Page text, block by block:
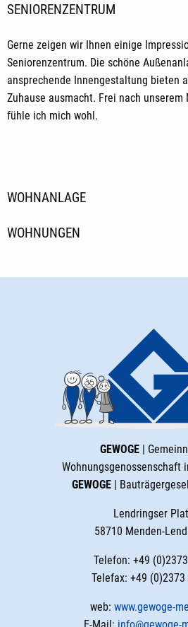
SENIORENZENTRUM
Gerne zeigen wir Ihnen einige
Seniorenzentrum. Die schöne
ansprechende Innengestaltung bieten
Zuhause ausmacht. Frei nach unserem
fühle ich mich wohl.
WOHNANLAGE
WOHNUNGEN
GEWOGE|
Wohnungsgenossenschaft
GEWOGE|
Lendringser
58710 Menden-
Telefon: +49
Telefax: +49 (0)2373
web: www.gewoge-